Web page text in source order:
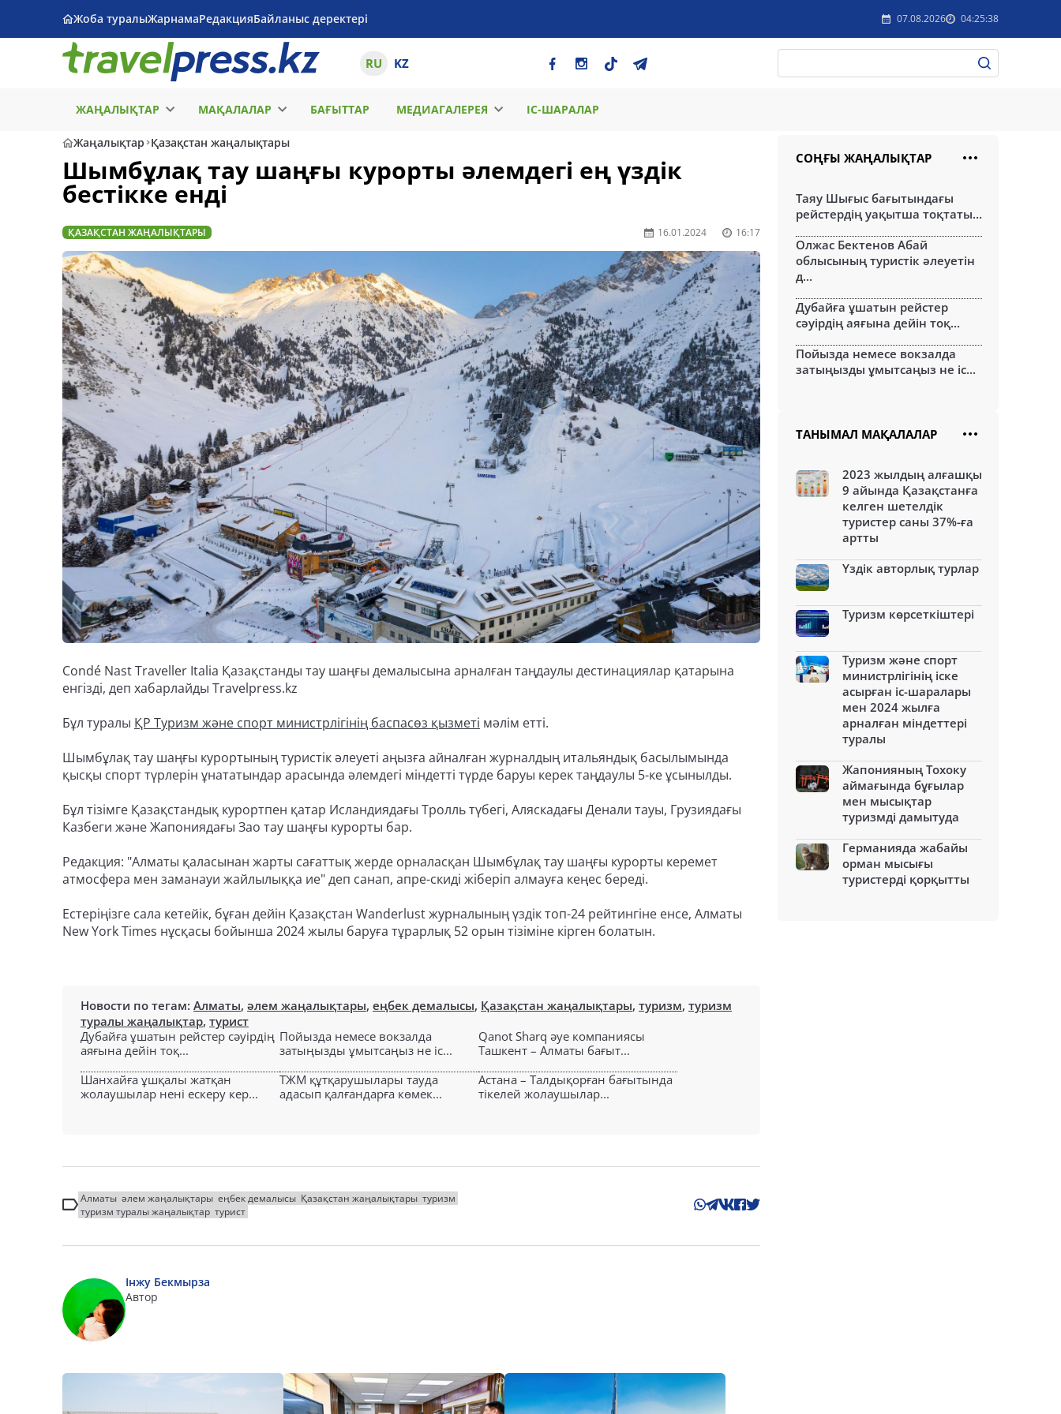
Жоба туралыЖарнамаРедакцияБайланыс деректері 07.08.2026 04:25:38
RU KZ
ЖАҢАЛЫҚТАР МАҚАЛАЛАР БАҒЫТТАР МЕДИАГАЛЕРЕЯ ІС-ШАРАЛАР
Жаңалықтар Қазақстан жаңалықтары
Шымбұлақ тау шаңғы курорты әлемдегі ең үздік
бестікке енді
ҚАЗАҚСТАН ЖАҢАЛЫҚТАРЫ 16.01.2024 16:17
Condé Nast Traveller Italia Қазақстанды тау шаңғы демалысына арналған таңдаулы дестинациялар қатарына
енгізді, деп хабарлайды Travelpress.kz
Бұл туралы ҚР Туризм және спорт министрлігінің баспасөз қызметі мәлім етті.
Шымбұлақ тау шаңғы курортының туристік әлеуеті аңызға айналған журналдың итальяндық басылымында
қысқы спорт түрлерін ұнататындар арасында әлемдегі міндетті түрде баруы керек таңдаулы 5-ке ұсынылды.
Бұл тізімге Қазақстандық курортпен қатар Исландиядағы Тролль түбегі, Аляскадағы Денали тауы, Грузиядағы
Казбеги және Жапониядағы Зао тау шаңғы курорты бар.
Редакция: "Алматы қаласынан жарты сағаттық жерде орналасқан Шымбұлақ тау шаңғы курорты керемет
атмосфера мен заманауи жайлылыққа ие" деп санап, апре-скиді жіберіп алмауға кеңес береді.
Естеріңізге сала кетейік, бұған дейін Қазақстан Wanderlust журналының үздік топ-24 рейтингіне енсе, Алматы
New York Times нұсқасы бойынша 2024 жылы баруға тұрарлық 52 орын тізіміне кірген болатын.
Новости по тегам: Алматы, әлем жаңалықтары, еңбек демалысы, Қазақстан жаңалықтары, туризм, туризм
туралы жаңалықтар, турист
Дубайға ұшатын рейстер сәуірдің
аяғына дейін тоқ...
Пойызда немесе вокзалда
затыңызды ұмытсаңыз не іс...
Qanot Sharq әуе компаниясы
Ташкент – Алматы бағыт...
Шанхайға ұшқалы жатқан
жолаушылар нені ескеру кер...
ТЖМ құтқарушылары тауда
адасып қалғандарға көмек...
Астана – Талдықорған бағытында
тікелей жолаушылар...
Алматы әлем жаңалықтары еңбек демалысы Қазақстан жаңалықтары туризм
туризм туралы жаңалықтар турист
Інжу Бекмырза
Автор
СОҢҒЫ ЖАҢАЛЫҚТАР
Таяу Шығыс бағытындағы
рейстердің уақытша тоқтаты...
Олжас Бектенов Абай
облысының туристік әлеуетін
д...
Дубайға ұшатын рейстер
сәуірдің аяғына дейін тоқ...
Пойызда немесе вокзалда
затыңызды ұмытсаңыз не іс...
ТАНЫМАЛ МАҚАЛАЛАР
2023 жылдың алғашқы
9 айында Қазақстанға
келген шетелдік
туристер саны 37%-ға
артты
Үздік авторлық турлар
Туризм көрсеткіштері
Туризм және спорт
министрлігінің іске
асырған іс-шаралары
мен 2024 жылға
арналған міндеттері
туралы
Жапонияның Тохоку
аймағында бұғылар
мен мысықтар
туризмді дамытуда
Германияда жабайы
орман мысығы
туристерді қорқытты